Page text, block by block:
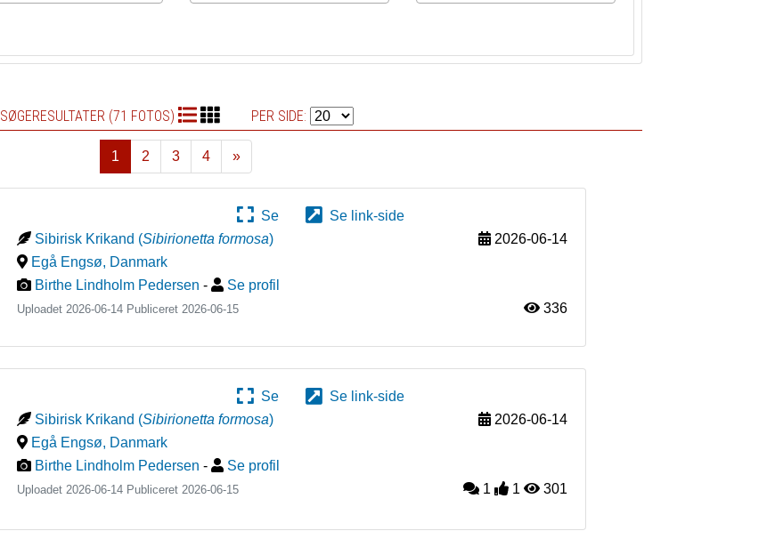
SØGERESULTATER (71 FOTOS) PER SIDE:
1 2 3 4
»
Næste
Se
Se link-side
Sibirisk Krikand (Sibirionetta formosa)
2026-06-14
Egå Engsø, Danmark
Birthe Lindholm Pedersen - Se profil
Uploadet 2026-06-14 Publiceret2026-06-15 336
Se
Se link-side
Sibirisk Krikand (Sibirionetta formosa)
2026-06-14
Egå Engsø, Danmark
Birthe Lindholm Pedersen - Se profil
Uploadet 2026-06-14 Publiceret2026-06-15 1 1 301